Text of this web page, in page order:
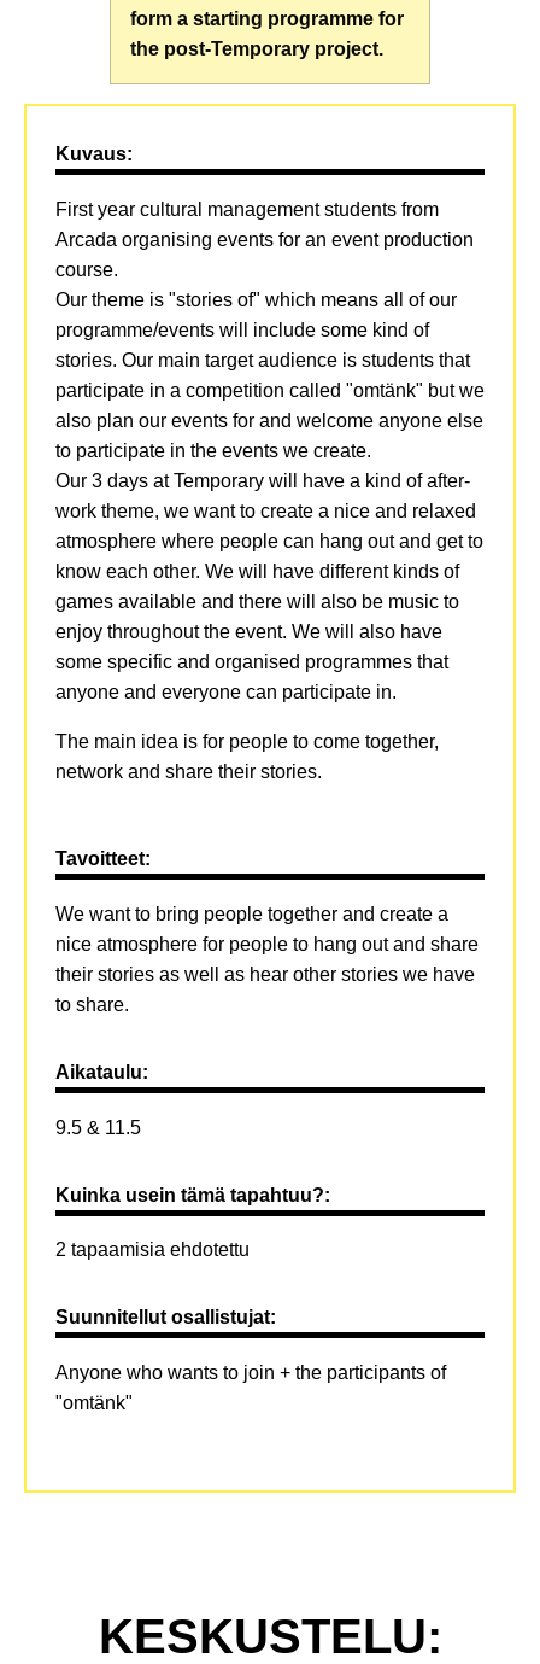
form a starting programme for
the post-Temporary project.
Kuvaus:
First year cultural management students from
Arcada organising events for an event production
course.
Our theme is "stories of" which means all of our
programme/events will include some kind of
stories. Our main target audience is students that
participate in a competition called "omtänk" but we
also plan our events for and welcome anyone else
to participate in the events we create.
Our 3 days at Temporary will have a kind of after-
work theme, we want to create a nice and relaxed
atmosphere where people can hang out and get to
know each other. We will have different kinds of
games available and there will also be music to
enjoy throughout the event. We will also have
some specific and organised programmes that
anyone and everyone can participate in.
The main idea is for people to come together,
network and share their stories.
Tavoitteet:
We want to bring people together and create a
nice atmosphere for people to hang out and share
their stories as well as hear other stories we have
to share.
Aikataulu:
9.5 & 11.5
Kuinka usein tämä tapahtuu?:
2 tapaamisia ehdotettu
Suunnitellut osallistujat:
Anyone who wants to join + the participants of
"omtänk"
KESKUSTELU: